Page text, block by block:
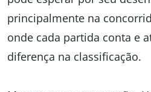
principalmente na
onde cada partida conta e
diferença na classificação.